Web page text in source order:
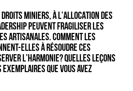
MINIERS, À L’ALLOCATION DES
PEUVENT FRAGILISER LES
ARTISANALES. COMMENT LES
ELLES À RÉSOUDRE CES
L’HARMONIE? QUELLES LEÇONS
EXEMPLAIRES QUE VOUS AVEZ